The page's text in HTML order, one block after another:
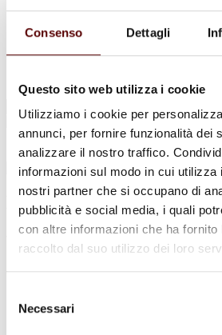
Consenso Dettagli
Questo sito web utilizza i cookie
Utilizziamo i cookie per
annunci, per fornire funzionalità dei
analizzare il nostro traffico.
informazioni sul modo in cui utilizza
nostri partner che si occupano di
pubblicità e social media, i quali
con altre informazioni che ha fornito
raccolto dal suo utilizzo dei loro
delNecessari
Necrologi
per:
Dubrile Balinetti
ved. Mari
24 Aprile 1927 - 25 Aprile 2022